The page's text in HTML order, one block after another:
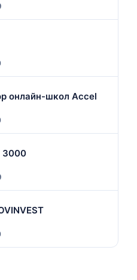
онлайн-школ Accel
3000